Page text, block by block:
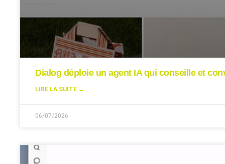
Dialog déploie un agent IA qui conseille et
LIRE LA SUITE →
06/07/2026